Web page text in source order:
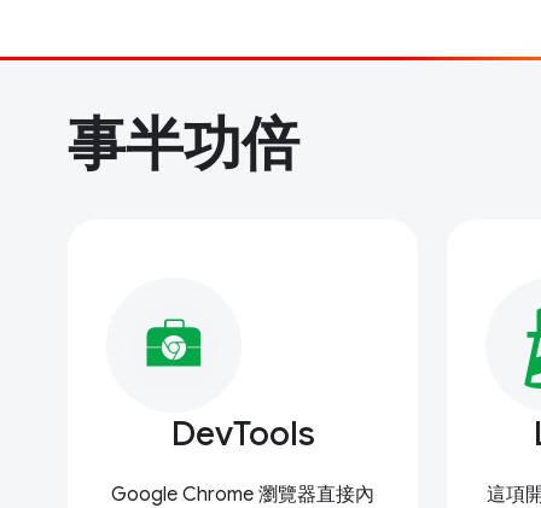
事半功倍
DevTools
Google Chrome 瀏覽器直接內
這項